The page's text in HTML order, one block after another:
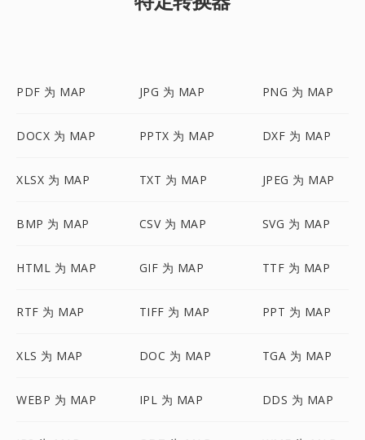
PDF 为 MAP JPG 为 MAP PNG 为 MAP
DOCX 为 MAP PPTX 为 MAP DXF 为 MAP
XLSX 为 MAP TXT 为 MAP JPEG 为 MAP
BMP 为 MAP CSV 为 MAP SVG 为 MAP
HTML 为 MAP GIF 为 MAP TTF 为 MAP
RTF 为 MAP TIFF 为 MAP PPT 为 MAP
XLS 为 MAP DOC 为 MAP TGA 为 MAP
WEBP 为 MAP IPL 为 MAP DDS 为 MAP